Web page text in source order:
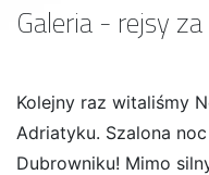
Galeria - rejsy
Kolejny raz witaliśmy
Adriatyku. Szalona
Dubrowniku! Mimo